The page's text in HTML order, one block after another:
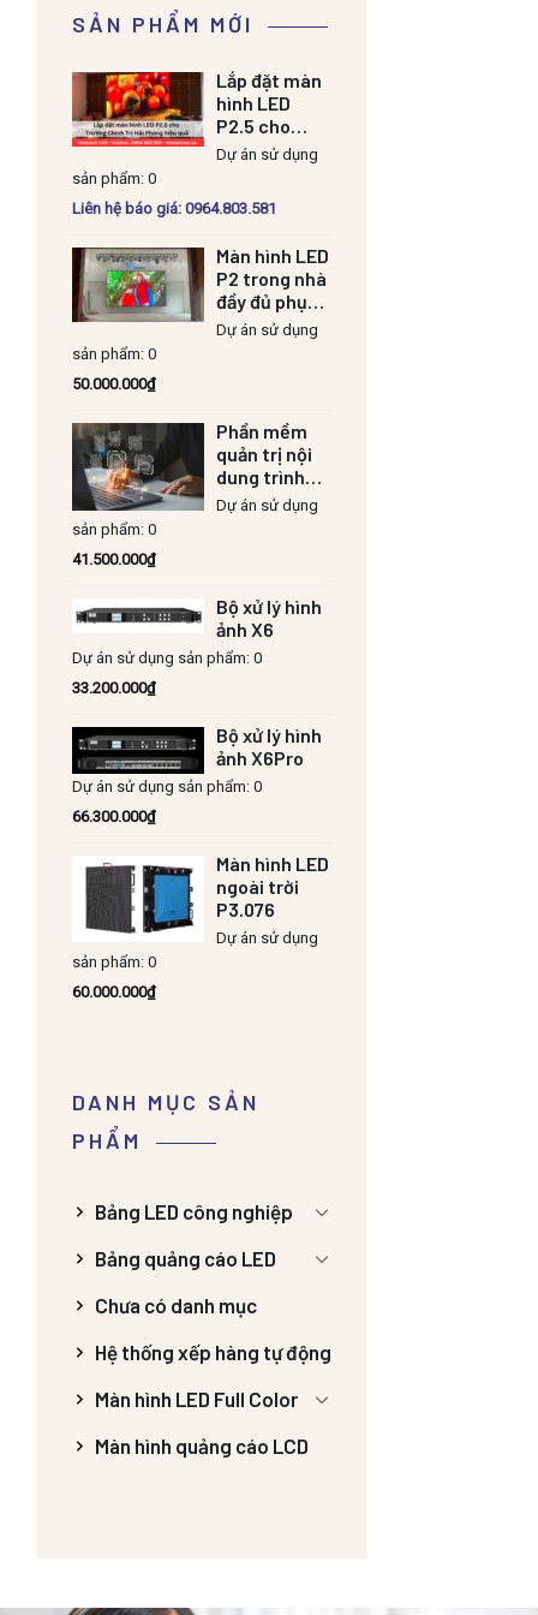
SẢN PHẨM MỚI
Lắp đặt màn
hình LED
P2.5 cho
Trường Chính
Trị Hải Phòng
Dự án sử dụng
sản phẩm: 0
Liên hệ báo giá: 0964.803.581
Màn hình LED
P2 trong nhà
đầy đủ phụ
kiện
Dự án sử dụng
sản phẩm: 0
50.000.000₫
Phần mềm
quản trị nội
dung trình
chiếu
Dự án sử dụng
sản phẩm: 0
41.500.000₫
Bộ xử lý hình
ảnh X6
Dự án sử dụng sản phẩm: 0
33.200.000₫
Bộ xử lý hình
ảnh X6Pro
Dự án sử dụng sản phẩm: 0
66.300.000₫
Màn hình LED
ngoài trời
P3.076
Dự án sử dụng
sản phẩm: 0
60.000.000₫
DANH MỤC SẢN
PHẨM
Bảng LED công nghiệp
Bảng quảng cáo LED
Chưa có danh mục
Hệ thống xếp hàng tự động
Màn hình LED Full Color
Màn hình quảng cáo LCD